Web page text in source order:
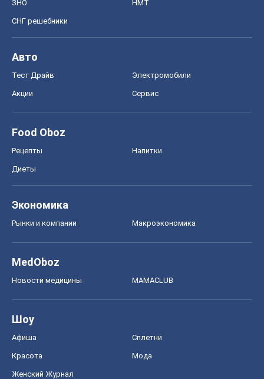
ЗНО НМТ
СНГ решебники
Авто
Тест Драйв Электромобили
Акции Сервис
Food Oboz
Рецепты Напитки
Диеты
Экономика
Рынки и компании Mакроэкономика
MedOboz
Новости медицины MAMACLUB
Шоу
Афиша Сплетни
Красота Мода
Женский Журнал